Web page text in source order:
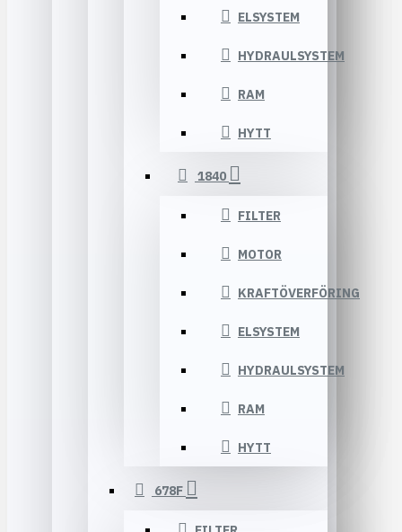
ELSYSTEM
HYDRAULSYSTEM
RAM
HYTT
1840
FILTER
MOTOR
KRAFTÖVERFÖRING
ELSYSTEM
HYDRAULSYSTEM
RAM
HYTT
678F